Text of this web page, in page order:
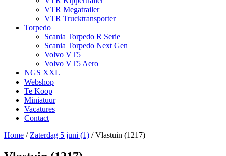
VTR Megatrailer
VTR Trucktransporter
Torpedo
Scania Torpedo R Serie
Scania Torpedo Next Gen
Volvo VT5
Volvo VT5 Aero
NGS XXL
Webshop
Te Koop
Miniatuur
Vacatures
Contact
Home / Zaterdag 5 juni (1) /Vlastuin (1217)